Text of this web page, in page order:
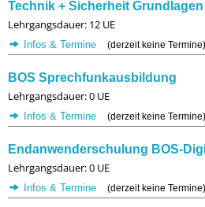
Technik + Sicherheit Grundlagen
Lehrgangsdauer: 12 UE
Infos & Termine (derzeit keine Termine)
BOS Sprechfunkausbildung
Lehrgangsdauer: 0 UE
Infos & Termine (derzeit keine Termine)
Endanwenderschulung BOS-
Lehrgangsdauer: 0 UE
Infos & Termine (derzeit keine Termine)